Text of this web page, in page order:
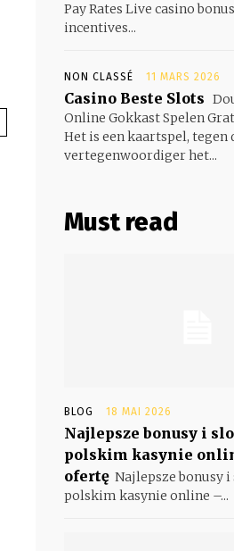
Pay Rates Live casino
incentives...
NON CLASSÉ 11 MARS 2026
Casino Beste Slots
Online Gokkast Spelen
Het is een kaartspel, tegen
vertegenwoordiger het...
Must read
BLOG 18 MAI 2026
Najlepsze bonusy i
polskim kasynie
ofertę Najlepsze bonusy
polskim kasynie online –...